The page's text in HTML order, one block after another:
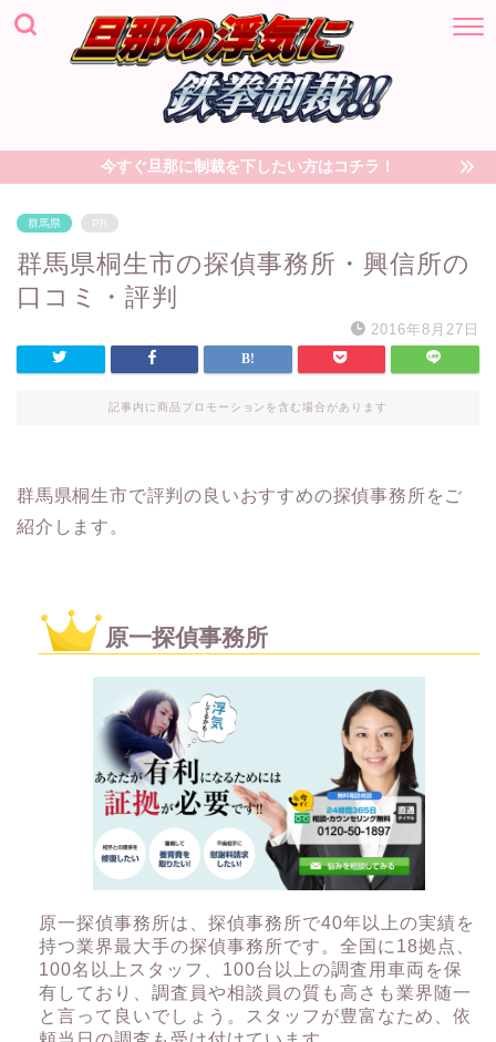
今すぐ旦那に制裁を下したい方はコチラ！
群馬県 PR
群馬県桐生市の探偵事務所・興信所の
口コミ・評判
2016年8月27日
記事内に商品プロモーションを含む場合があります
群馬県桐生市で評判の良いおすすめの探偵事務所をご
紹介します。
原一探偵事務所
原一探偵事務所は、探偵事務所で40年以上の実績を
持つ業界最大手の探偵事務所です。全国に18拠点、
100名以上スタッフ、100台以上の調査用車両を保
有しており、調査員や相談員の質も高さも業界随一
と言って良いでしょう。スタッフが豊富なため、依